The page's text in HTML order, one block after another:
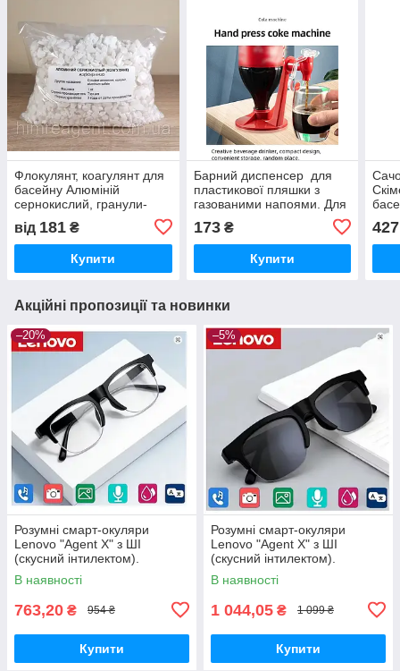
Флокулянт, коагулянт для
басейну Алюміній
сернокислий, гранули-
кристали, Туреччина, 1 кг
або 5 кг.
від 181 ₴
Купити
Барний диспенсер для
пластикової пляшки з
газованими напоями. Для
бару, дому, офісу, вечірок
173₴
Купити
427
Акційні пропозиції та новинки
–20%
Розумні смарт-окуляри
Lenovo "Agent X" з ШІ
(скусний інтилектом).
Bluetooth. Записувань,
керування фотокамерою,
В наявності
763,20 ₴ 954 ₴
Купити
–5%
Розумні смарт-окуляри
Lenovo "Agent X" з ШІ
(скусний інтилектом).
Bluetooth. Записувань,
керування фотокамерою,
В наявності
1 044,05 ₴ 1 099 ₴
Купити